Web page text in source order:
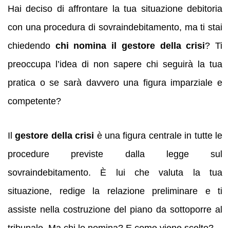
Hai deciso di affrontare la tua situazione debitoria
con una procedura di sovraindebitamento, ma ti stai
chiedendo chi nomina il gestore della crisi? Ti
preoccupa l’idea di non sapere chi seguirà la tua
pratica o se sarà davvero una figura imparziale e
competente?
Ilgestore della crisi è una figura centrale in tutte le
procedure previste dalla legge sul
sovraindebitamento. È lui che valuta la tua
situazione, redige la relazione preliminare e ti
assiste nella costruzione del piano da sottoporre al